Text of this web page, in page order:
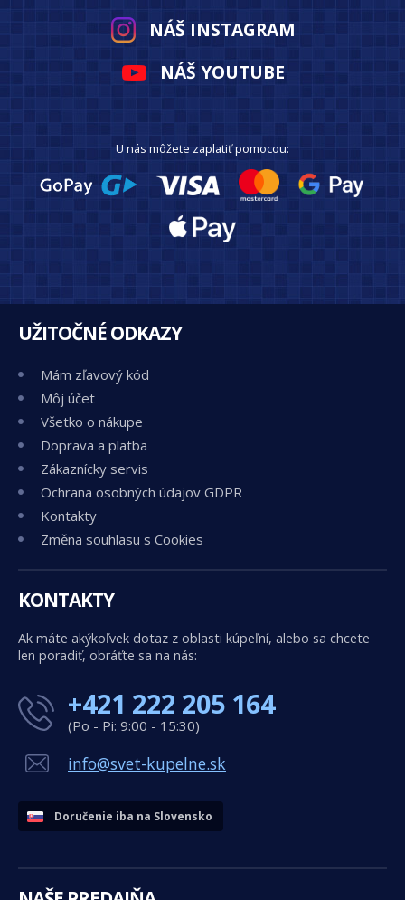
NÁŠ INSTAGRAM
NÁŠ YOUTUBE
U nás môžete zaplatiť pomocou:
UŽITOČNÉ ODKAZY
Mám zľavový kód
Môj účet
Všetko o nákupe
Doprava a platba
Zákaznícky servis
Ochrana osobných údajov GDPR
Kontakty
Změna souhlasu s Cookies
KONTAKTY
Ak máte akýkoľvek dotaz z oblasti kúpeľní, alebo sa chcete
len poradiť, obráťte sa na nás:
+421 222 205 164
(Po - Pi: 9:00 - 15:30)
info@svet-kupelne.sk
Doručenie iba na Slovensko